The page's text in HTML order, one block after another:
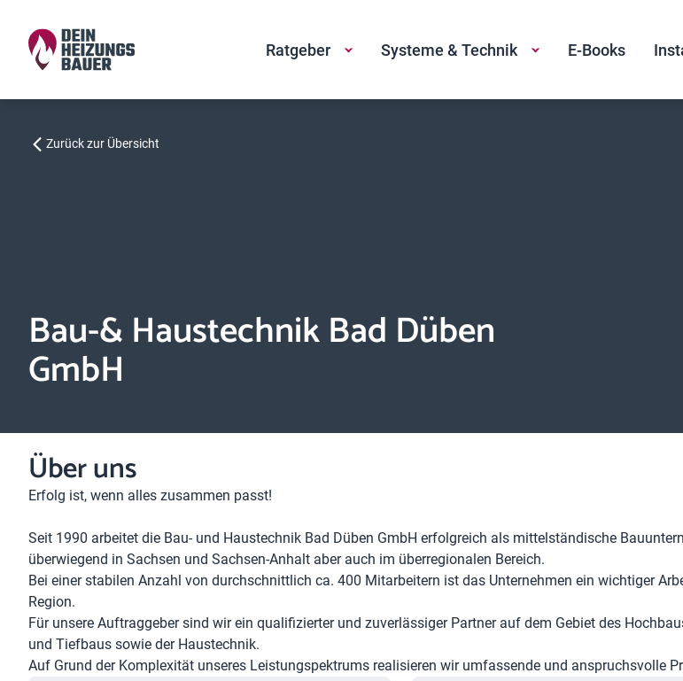
Ratgeber Systeme & Technik E-Books
Zurück zur Übersicht
Bau-& Haustechnik Bad Düben
GmbH
Über uns
Erfolg ist, wenn alles zusammen passt!
Seit 1990 arbeitet die Bau- und Haustechnik Bad Düben GmbH erfolgreich als mittelständische
überwiegend in Sachsen und Sachsen-Anhalt aber auch im überregionalen Bereich.
Bei einer stabilen Anzahl von durchschnittlich ca. 400 Mitarbeitern ist das Unternehmen ein wichtiger
Region.
Für unsere Auftraggeber sind wir ein qualifizierter und zuverlässiger Partner auf dem Gebiet des
und Tiefbaus sowie der Haustechnik.
Auf Grund der Komplexität unseres Leistungspektrums realisieren wir umfassende und anspruchsvolle